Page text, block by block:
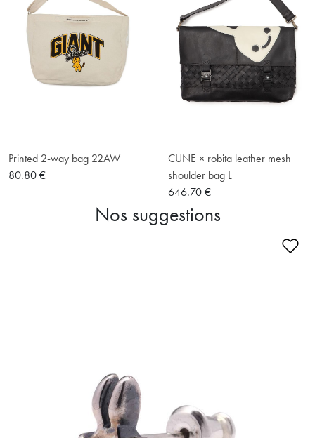
Printed 2-way bag 22AW
80.80 €
CUNE × robita leather mesh
shoulder bag L
646.70 €
Nos suggestions